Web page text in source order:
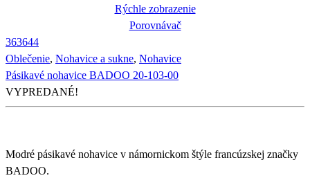
Rýchle zobrazenie
Porovnávač
363644
Oblečenie, Nohavice a sukne, Nohavice
Pásikavé nohavice BADOO 20-103-00
VYPREDANÉ!
Modré pásikavé nohavice v námornickom štýle francúzskej značky
BADOO.